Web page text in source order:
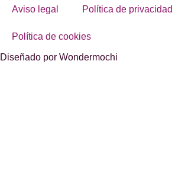
Aviso legal Política de privacidad
Política de cookies
Diseñado por Wondermochi